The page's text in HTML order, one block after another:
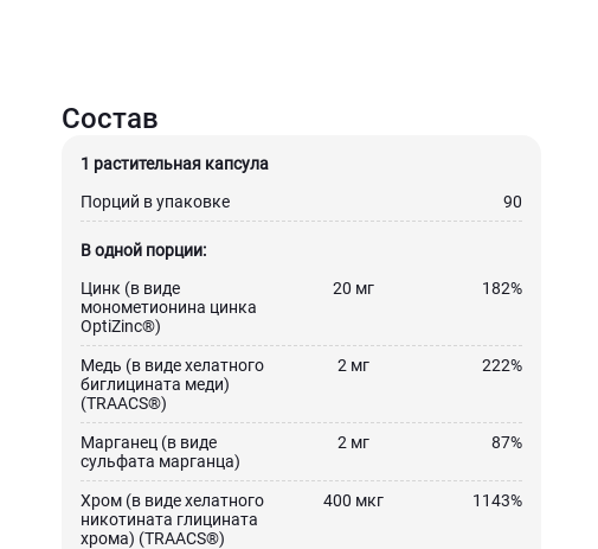
Состав
1 растительная капсула
Порций в упаковке
90
В одной порции:
Цинк (в виде
монометионина цинка
OptiZinc®)
20 мг 182%
Медь (в виде хелатного
биглицината меди)
(TRAACS®)
2 мг 222%
Марганец (в виде
сульфата марганца)
2 мг 87%
Хром (в виде хелатного
никотината глицината
хрома) (TRAACS®)
400 мкг 1143%